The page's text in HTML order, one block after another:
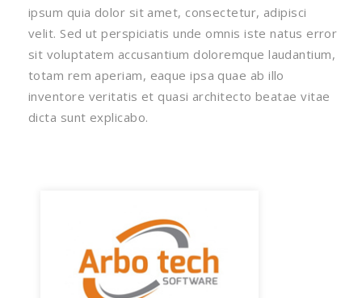
ipsum quia dolor sit amet, consectetur, adipisci
velit. Sed ut perspiciatis unde omnis iste natus error
sit voluptatem accusantium doloremque laudantium,
totam rem aperiam, eaque ipsa quae ab illo
inventore veritatis et quasi architecto beatae vitae
dicta sunt explicabo.